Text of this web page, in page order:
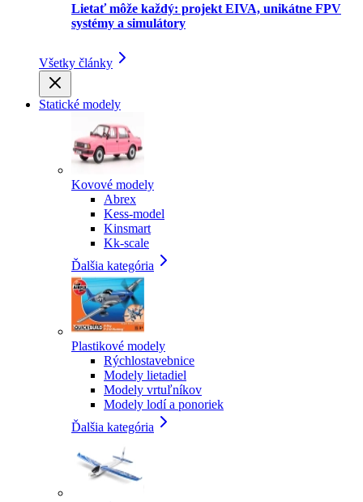
Lietať môže každý: projekt EIVA, unikátne FPV
systémy a simulátory
Všetky články
Statické modely
Kovové modely
Abrex
Kess-model
Kinsmart
Kk-scale
Ďalšia kategória
Plastikové modely
Rýchlostavebnice
Modely lietadiel
Modely vrtuľníkov
Modely lodí a ponoriek
Ďalšia kategória